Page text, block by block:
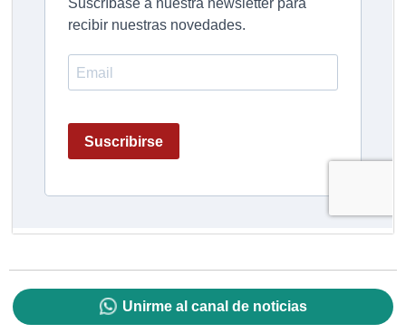
Unirme al canal de noticias